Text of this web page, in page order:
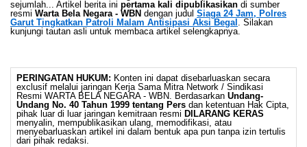
sejumlah... Artikel berita ini pertama kali dipublikasikan di sumber
resmi Warta Bela Negara - WBN dengan judul Siaga 24 Jam, Polres
Garut Tingkatkan Patroli Malam Antisipasi Aksi Begal . Silakan
kunjungi tautan asli untuk membaca artikel selengkapnya.
PERINGATAN HUKUM: Konten ini dapat disebarluaskan secara
exclusif melalui jaringan Kerja Sama Mitra Network / Sindikasi
Resmi WARTA BELA NEGARA - WBN. Berdasarkan Undang-
Undang No. 40 Tahun 1999 tentang Pers dan ketentuan Hak Cipta,
pihak luar di luar jaringan kemitraan resmi DILARANG KERAS
menyalin, mempublikasikan ulang, memodifikasi, atau
menyebarluaskan artikel ini dalam bentuk apa pun tanpa izin tertulis
dari pihak redaksi.